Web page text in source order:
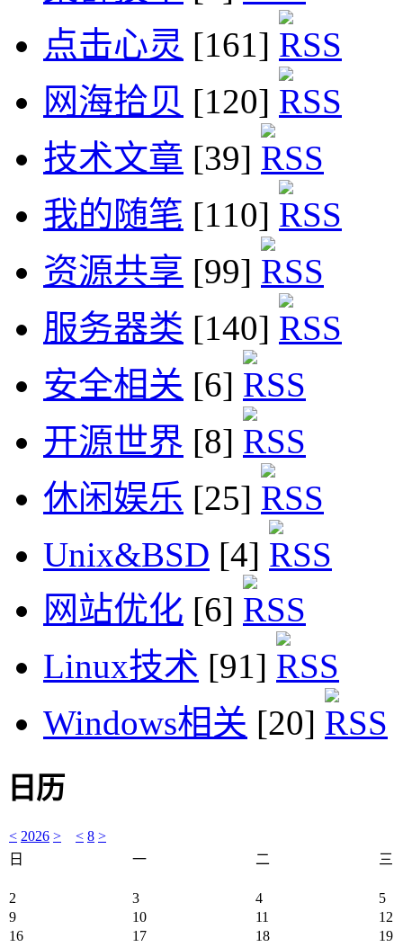
点击心灵 [161]
网海拾贝 [120]
技术文章 [39]
我的随笔 [110]
资源共享 [99]
服务器类 [140]
安全相关 [6]
开源世界 [8]
休闲娱乐 [25]
Unix&BSD [4]
网站优化 [6]
Linux技术 [91]
Windows相关 [20]
日历
< 2026 > < 8 >
日
一 二 三
2 3 4
5
9
10 11
12
16
17 18 19